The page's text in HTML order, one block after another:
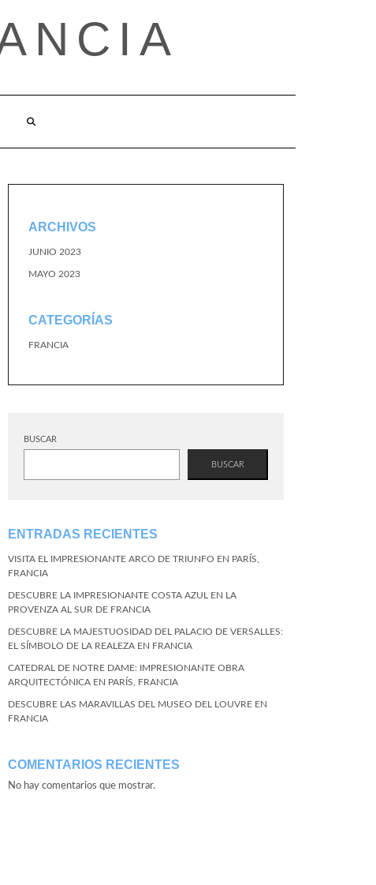
ARCHIVOS
JUNIO 2023
MAYO 2023
CATEGORÍAS
FRANCIA
BUSCAR
BUSCAR
ENTRADAS RECIENTES
VISITA EL IMPRESIONANTE ARCO DE TRIUNFO EN PARÍS,
FRANCIA
DESCUBRE LA IMPRESIONANTE COSTA AZUL EN LA
PROVENZA AL SUR DE FRANCIA
DESCUBRE LA MAJESTUOSIDAD DEL PALACIO DE VERSALLES:
EL SÍMBOLO DE LA REALEZA EN FRANCIA
CATEDRAL DE NOTRE DAME: IMPRESIONANTE OBRA
ARQUITECTÓNICA EN PARÍS, FRANCIA
DESCUBRE LAS MARAVILLAS DEL MUSEO DEL LOUVRE EN
FRANCIA
COMENTARIOS RECIENTES
No hay comentarios que mostrar.